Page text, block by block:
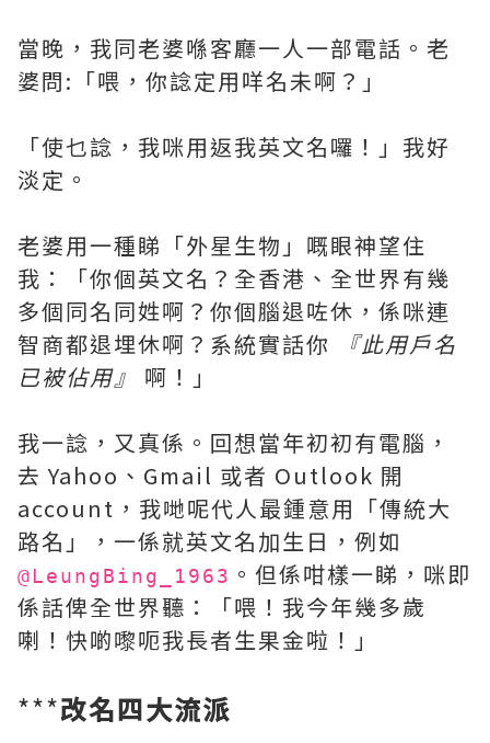
當晚，我同老婆喺客廳一人一部電話。老
婆問:「喂，你諗定用咩名未啊？」
「使乜諗，我咪用返我英文名囉！」我好
淡定。
老婆用一種睇「外星生物」嘅眼神望住
我：「你個英文名？全香港、全世界有幾
多個同名同姓啊？你個腦退咗休，係咪連
智商都退埋休啊？系統實話你
『此用戶名
已被佔用』
啊！」
我一諗，又真係。回想當年初初有電腦，
去 Yahoo、Gmail 或者 Outlook 開
account，我哋呢代人最鍾意用「傳統大
路名」，一係就英文名加生日，例如
@LeungBing_1963 。但係咁樣一睇，咪即
係話俾全世界聽：「喂！我今年幾多歲
喇！快啲嚟呃我長者生果金啦！」
***改名四大流派